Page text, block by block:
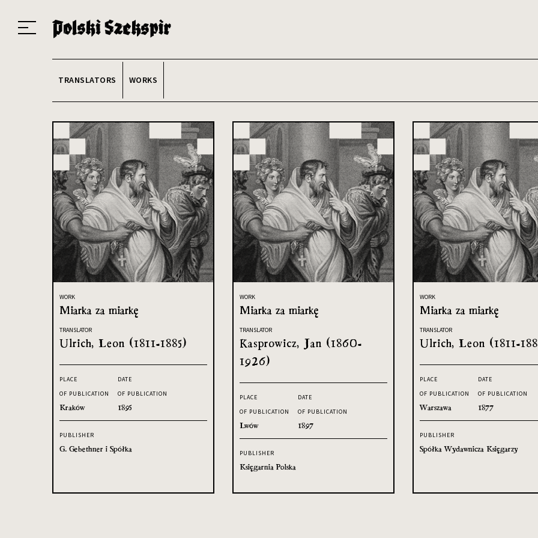
TRANSLATORS WORKS
WORK
Miarka za miarkę
TRANSLATOR
Ulrich, Leon (1811-1885)
PLACE
OF PUBLICATION
Kraków
DATE
OF PUBLICATION
1895
PUBLISHER
G. Gebethner i Spółka
WORK
Miarka za miarkę
TRANSLATOR
Kasprowicz, Jan (1860-
1926)
PLACE
OF PUBLICATION
Lwów
DATE
OF PUBLICATION
1897
PUBLISHER
Księgarnia Polska
WORK
Miarka za miarkę
TRANSLATOR
Ulrich, Leon (1811-
PLACE
OF PUBLICATION
Warszawa
DATE
OF PUBLICATION
1877
PUBLISHER
Spółka Wydawnicza Księgarzy